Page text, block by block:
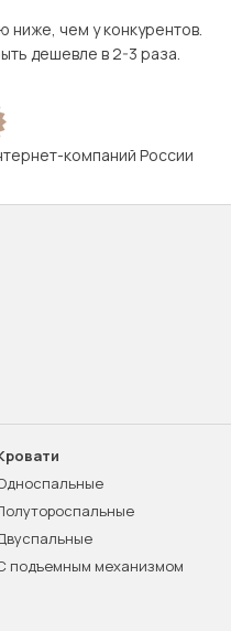
ниже, чем у конкурентов.
дешевле в 2-3 раза.
компаний России
подъемным механизмом